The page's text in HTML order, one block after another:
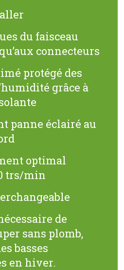
du faisceau
connecteurs
protégé des
grâce à
panne éclairé au
optimal
trs/min
de
sans plomb,
basses
en hiver.